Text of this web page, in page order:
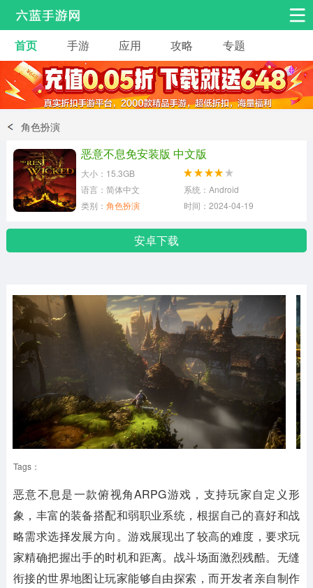
安卓手游 手游工具
热门手游 角色扮演 益智休闲
动作射击
冒险解谜
体育竞技
首页 手游 应用 攻略 专题
角色扮演
恶意不息免安装版 中文版
大小：15.3GB
语言：简体中文
系统：Android
类别： 角色扮演 时间：2024-04-19
安卓下载
Tags：
恶意不息是一款俯视角ARPG游戏，支持玩家自定义形
象，丰富的装备搭配和弱职业系统，根据自己的喜好和战
略需求选择发展方向。游戏展现出了较高的难度，要求玩
家精确把握出手的时机和距离。战斗场面激烈残酷。无缝
衔接的世界地图让玩家能够自由探索，而开发者亲自制作